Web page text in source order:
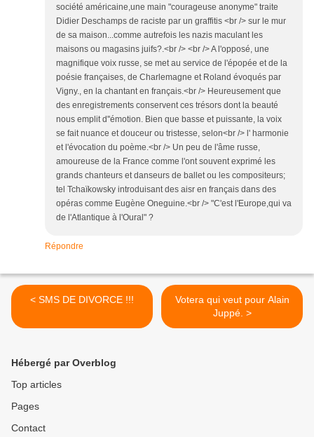
société américaine,une main "courageuse anonyme" traite
Didier Deschamps de raciste par un graffitis <br /> sur le mur
de sa maison...comme autrefois les nazis maculant les
maisons ou magasins juifs?.<br /> <br /> A l'opposé, une
magnifique voix russe, se met au service de l'épopée et de la
poésie françaises, de Charlemagne et Roland évoqués par
Vigny., en la chantant en français.<br /> Heureusement que
des enregistrements conservent ces trésors dont la beauté
nous emplit d''émotion. Bien que basse et puissante, la voix
se fait nuance et douceur ou tristesse, selon<br /> l' harmonie
et l'évocation du poème.<br /> Un peu de l'âme russe,
amoureuse de la France comme l'ont souvent exprimé les
grands chanteurs et danseurs de ballet ou les compositeurs;
tel Tchaïkowsky introduisant des aisr en français dans des
opéras comme Eugène Oneguine.<br /> "C'est l'Europe,qui va
de l'Atlantique à l'Oural" ?
Répondre
< SMS DE DIVORCE !!!
Votera qui veut pour Alain
Juppé. >
Hébergé par Overblog
Top articles
Pages
Contact